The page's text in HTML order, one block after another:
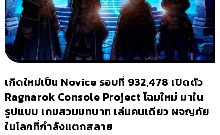
เกิดใหม่เป็น Novice รอบที่ 932,478 เปิดตัว
Ragnarok Console Project โฉมใหม่ มาใน
รูปแบบ เกมสวมบทบาท เล่นคนเดียว ผจญภัย
ในโลกที่กำลังแตกสลาย